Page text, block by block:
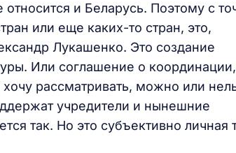
и Беларусь. Поэтому с
или еще каких-то стран, это,
Лукашенко. Это создание
Или соглашение о координации,
рассматривать, можно или
учредители и нынешние
так. Но это субъективно личная